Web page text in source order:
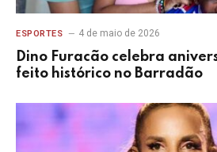
ESPORTES 4 de maio de 2026
Dino Furacão celebra
feito histórico no Barradão